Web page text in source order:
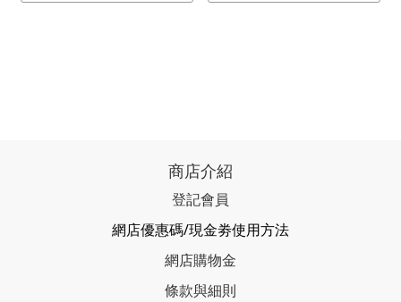
商店介紹
登記會員
網店優惠碼/現金劵使用方法
網店購物金
條款與細則